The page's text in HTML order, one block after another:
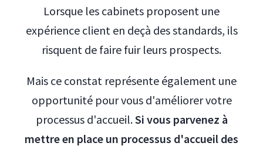
Lorsque les cabinets proposent une
expérience client en deçà des standards, ils
risquent de faire fuir leurs prospects.
Mais ce constat représente également une
opportunité pour vous d'améliorer votre
processus d'accueil.Si vous parvenez à
mettre en place un processus d'accueil des